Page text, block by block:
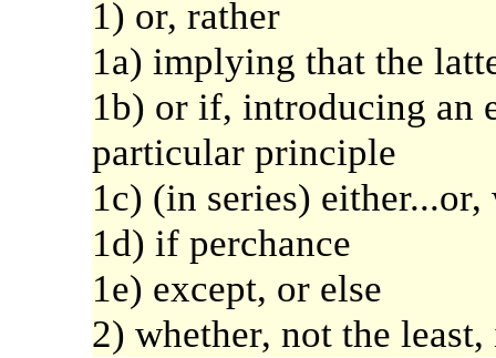
1) or, rather
1a) implying that the
1b) or if, introducing an
particular principle
1c) (in series) either...or,
1d) if perchance
1e) except, or else
2) whether, not the